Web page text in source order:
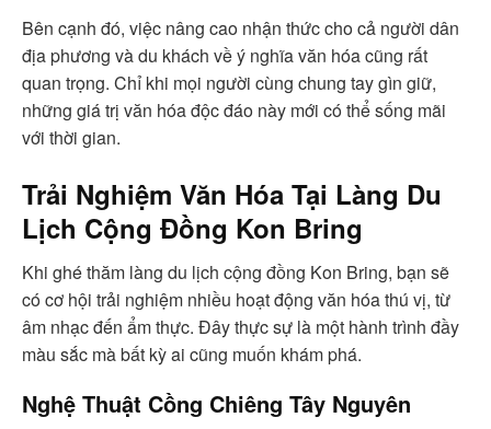
Bên cạnh đó, việc nâng cao nhận thức cho cả người dân
địa phương và du khách về ý nghĩa văn hóa cũng rất
quan trọng. Chỉ khi mọi người cùng chung tay gìn giữ,
những giá trị văn hóa độc đáo này mới có thể sống mãi
với thời gian.
Trải Nghiệm Văn Hóa Tại Làng Du
Lịch Cộng Đồng Kon Bring
Khi ghé thăm làng du lịch cộng đồng Kon Bring, bạn sẽ
có cơ hội trải nghiệm nhiều hoạt động văn hóa thú vị, từ
âm nhạc đến ẩm thực. Đây thực sự là một hành trình đầy
màu sắc mà bất kỳ ai cũng muốn khám phá.
Nghệ Thuật Cồng Chiêng Tây Nguyên